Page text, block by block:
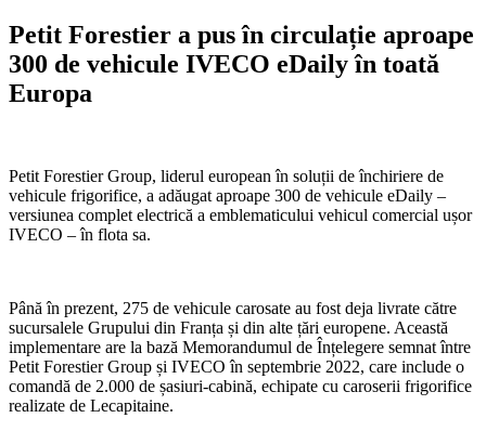
Petit Forestier a pus în circulație aproape
300 de vehicule IVECO eDaily în toată
Europa
Petit Forestier Group, liderul european în soluții de închiriere de
vehicule frigorifice, a adăugat aproape 300 de vehicule eDaily –
versiunea complet electrică a emblematicului vehicul comercial ușor
IVECO – în flota sa.
Până în prezent, 275 de vehicule carosate au fost deja livrate către
sucursalele Grupului din Franța și din alte țări europene. Această
implementare are la bază Memorandumul de Înțelegere semnat între
Petit Forestier Group și IVECO în septembrie 2022, care include o
comandă de 2.000 de șasiuri-cabină, echipate cu caroserii frigorifice
realizate de Lecapitaine.